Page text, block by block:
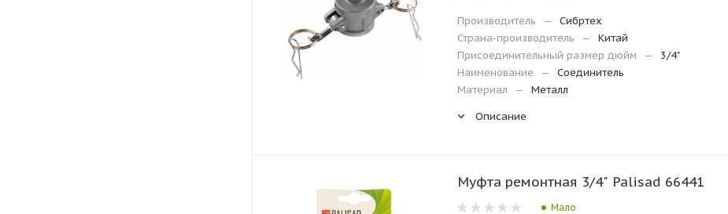
Производитель —
Сибртех
Страна-производитель
—
Китай
Присоединительный размер дюйм
—
3/4"
Наименование
—
Соединитель
Материал
—
Металл
Описание
Муфта ремонтная 3/4" Palisad 66441
Мало